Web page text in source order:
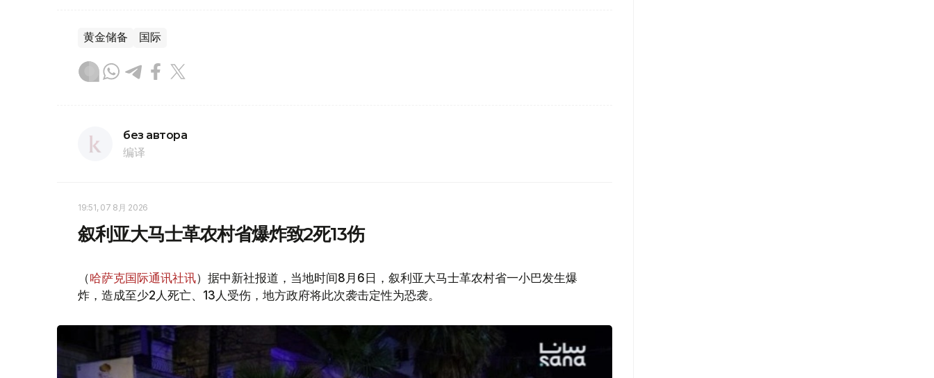
黄金储备 国际
без автора
编译
19:51, 07 8月 2026
叙利亚大马士革农村省爆炸致2死13伤
（哈萨克国际通讯社讯）据中新社报道，当地时间8月6日，叙利亚大马士革农村省一小巴发生爆
炸，造成至少2人死亡、13人受伤，地方政府将此次袭击定性为恐袭。